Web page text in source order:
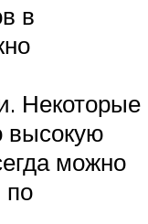
в
Некоторые
высокую
можно
по